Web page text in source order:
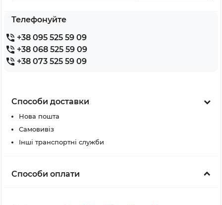
Телефонуйте
+38 095 525 59 09
+38 068 525 59 09
+38 073 525 59 09
Способи доставки
Нова пошта
Самовивіз
Інші транспортні служби
Способи оплати